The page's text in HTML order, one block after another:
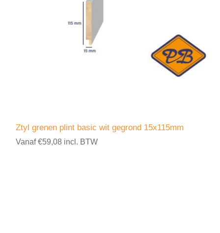
Ztyl grenen plint basic wit gegrond 15x115mm
Vanaf €59,08 incl. BTW